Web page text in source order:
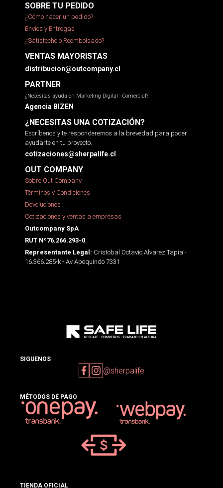
SOBRE TU PEDIDO
¿Cómo hacer un pedido?
Envíos y Entregas
¿Satisfecho o Reembolsado?
VENTAS MAYORISTAS
distribucion@outcompany.cl
PARTNER
¿Necesitas ayuda en Marketing Digital - Comercial?
Agencia BIZEN
¿NECESITAS UNA COTIZACIÓN?
Escríbenos y te responderemos a la brevedad para poder
ayudarte en tu proyecto.
cotizaciones@sherpalife.cl
OUT COMPANY
Sobre Out Company
Términos y Condiciones
Devoluciones
Cotizaciones y ventas a empresas
Outcompany SpA
RUT Nº76.266.293-0
Representante Legal: Cristobal Octavio Alvarez Tapia -
16.366.285-k - Av Apoquindo 7331
SIGUENOS
@sherpalife
MÉTODOS DE PAGO
TIENDA OFICIAL